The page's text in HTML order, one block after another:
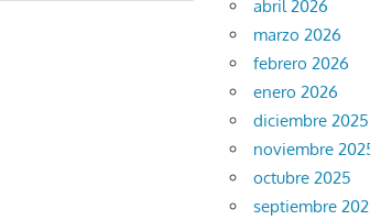
abril 2026
marzo 2026
febrero 2026
enero 2026
diciembre 2025
noviembre
octubre 2025
septiembre